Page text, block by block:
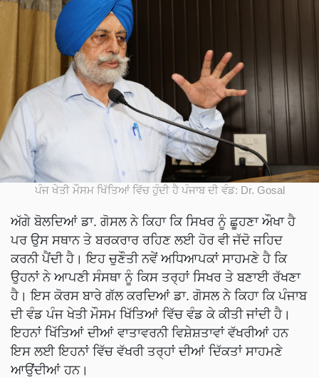
ਪੰਜ ਖੇਤੀ ਮੌਸਮ ਖਿੱਤਿਆਂ ਵਿੱਚ ਹੁੰਦੀ ਹੈ ਪੰਜਾਬ ਦੀ ਵੰਡ: Dr. Gosal
ਅੱਗੇ ਬੋਲਦਿਆਂ ਡਾ. ਗੋਸਲ ਨੇ ਕਿਹਾ ਕਿ ਸਿਖਰ ਨੂੰ ਛੂਹਣਾ ਔਖਾ ਹੈ
ਪਰ ਉਸ ਸਥਾਨ ਤੇ ਬਰਕਰਾਰ ਰਹਿਣ ਲਈ ਹੋਰ ਵੀ ਜੱਦੋ ਜਹਿਦ
ਕਰਨੀ ਪੈਂਦੀ ਹੈ। ਇਹ ਚੁਣੌਤੀ ਨਵੇਂ ਅਧਿਆਪਕਾਂ ਸਾਹਮਣੇ ਹੈ ਕਿ
ਉਹਨਾਂ ਨੇ ਆਪਣੀ ਸੰਸਥਾ ਨੂੰ ਕਿਸ ਤਰ੍ਹਾਂ ਸਿਖਰ ਤੇ ਬਣਾਈ ਰੱਖਣਾ
ਹੈ। ਇਸ ਕੋਰਸ ਬਾਰੇ ਗੱਲ ਕਰਦਿਆਂ ਡਾ. ਗੋਸਲ ਨੇ ਕਿਹਾ ਕਿ ਪੰਜਾਬ
ਦੀ ਵੰਡ ਪੰਜ ਖੇਤੀ ਮੌਸਮ ਖਿੱਤਿਆਂ ਵਿੱਚ ਵੰਡ ਕੇ ਕੀਤੀ ਜਾਂਦੀ ਹੈ।
ਇਹਨਾਂ ਖਿੱਤਿਆਂ ਦੀਆਂ ਵਾਤਾਵਰਨੀ ਵਿਸ਼ੇਸ਼ਤਾਵਾਂ ਵੱਖਰੀਆਂ ਹਨ
ਇਸ ਲਈ ਇਹਨਾਂ ਵਿੱਚ ਵੱਖਰੀ ਤਰ੍ਹਾਂ ਦੀਆਂ ਦਿੱਕਤਾਂ ਸਾਹਮਣੇ
ਆਉਂਦੀਆਂ ਹਨ।